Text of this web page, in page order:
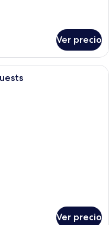
Ver precio
de hotel moderna
Ver precio